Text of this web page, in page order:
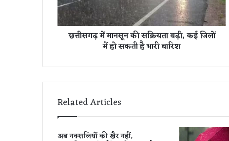
मा
न
सू
क्रि
ढ़ी
,
ई
छत्तीसगढ़ में मानसून की सक्रियता बढ़ी, कई जिलों
में हो सकती है भारी बारिश
Related Articles
अब नक्सलियों की खैर नहीं,